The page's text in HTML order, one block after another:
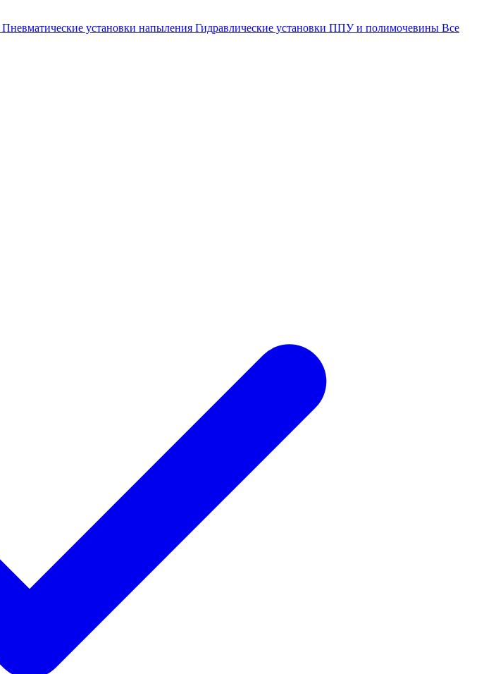
Пневматические установки напыления Гидравлические установки ППУ и полимочевины Все